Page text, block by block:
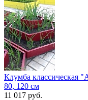
Клумба классическая
80, 120 см
11 017 руб.